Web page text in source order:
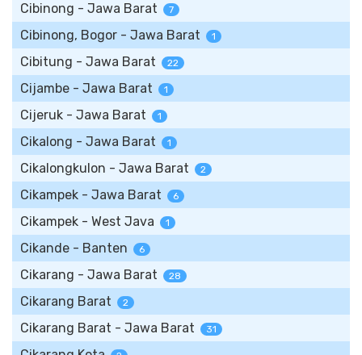
Cibinong - Jawa Barat 7
Cibinong, Bogor - Jawa Barat 1
Cibitung - Jawa Barat 22
Cijambe - Jawa Barat 1
Cijeruk - Jawa Barat 1
Cikalong - Jawa Barat 1
Cikalongkulon - Jawa Barat 2
Cikampek - Jawa Barat 6
Cikampek - West Java 1
Cikande - Banten 6
Cikarang - Jawa Barat 28
Cikarang Barat 2
Cikarang Barat - Jawa Barat 31